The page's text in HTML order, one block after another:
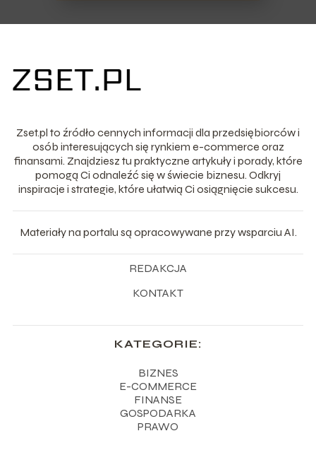
Zset.pl to źródło cennych informacji dla przedsiębiorców i
osób interesujących się rynkiem e-commerce oraz
finansami. Znajdziesz tu praktyczne artykuły i porady, które
pomogą Ci odnaleźć się w świecie biznesu. Odkryj
inspiracje i strategie, które ułatwią Ci osiągnięcie sukcesu.
Materiały na portalu są opracowywane przy wsparciu AI.
REDAKCJA
KONTAKT
KATEGORIE:
BIZNES
E-COMMERCE
FINANSE
GOSPODARKA
PRAWO